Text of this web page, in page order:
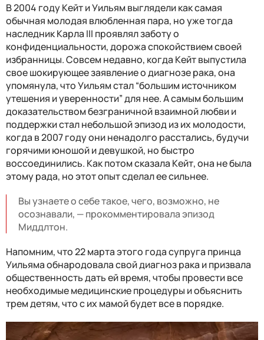
В 2004 году Кейт и Уильям выглядели как самая
обычная молодая влюбленная пара, но уже тогда
наследник Карла III проявлял заботу о
конфиденциальности, дорожа спокойствием своей
избранницы. Совсем недавно, когда Кейт выпустила
свое шокирующее заявление о диагнозе рака, она
упомянула, что Уильям стал “большим источником
утешения и уверенности” для нее. А самым большим
доказательством безграничной взаимной любви и
поддержки стал небольшой эпизод из их молодости,
когда в 2007 году они ненадолго расстались, будучи
горячими юношой и девушкой, но быстро
воссоединились. Как потом сказала Кейт, она не была
этому рада, но этот опыт сделал ее сильнее.
Вы узнаете о себе такое, чего, возможно, не
осознавали, — прокомментировала эпизод
Миддлтон.
Напомним, что 22 марта этого года супруга принца
Уильяма обнародовала свой диагноз рака и призвала
общественность дать ей время, чтобы провести все
необходимые медицинские процедуры и объяснить
трем детям, что с их мамой будет все в порядке.